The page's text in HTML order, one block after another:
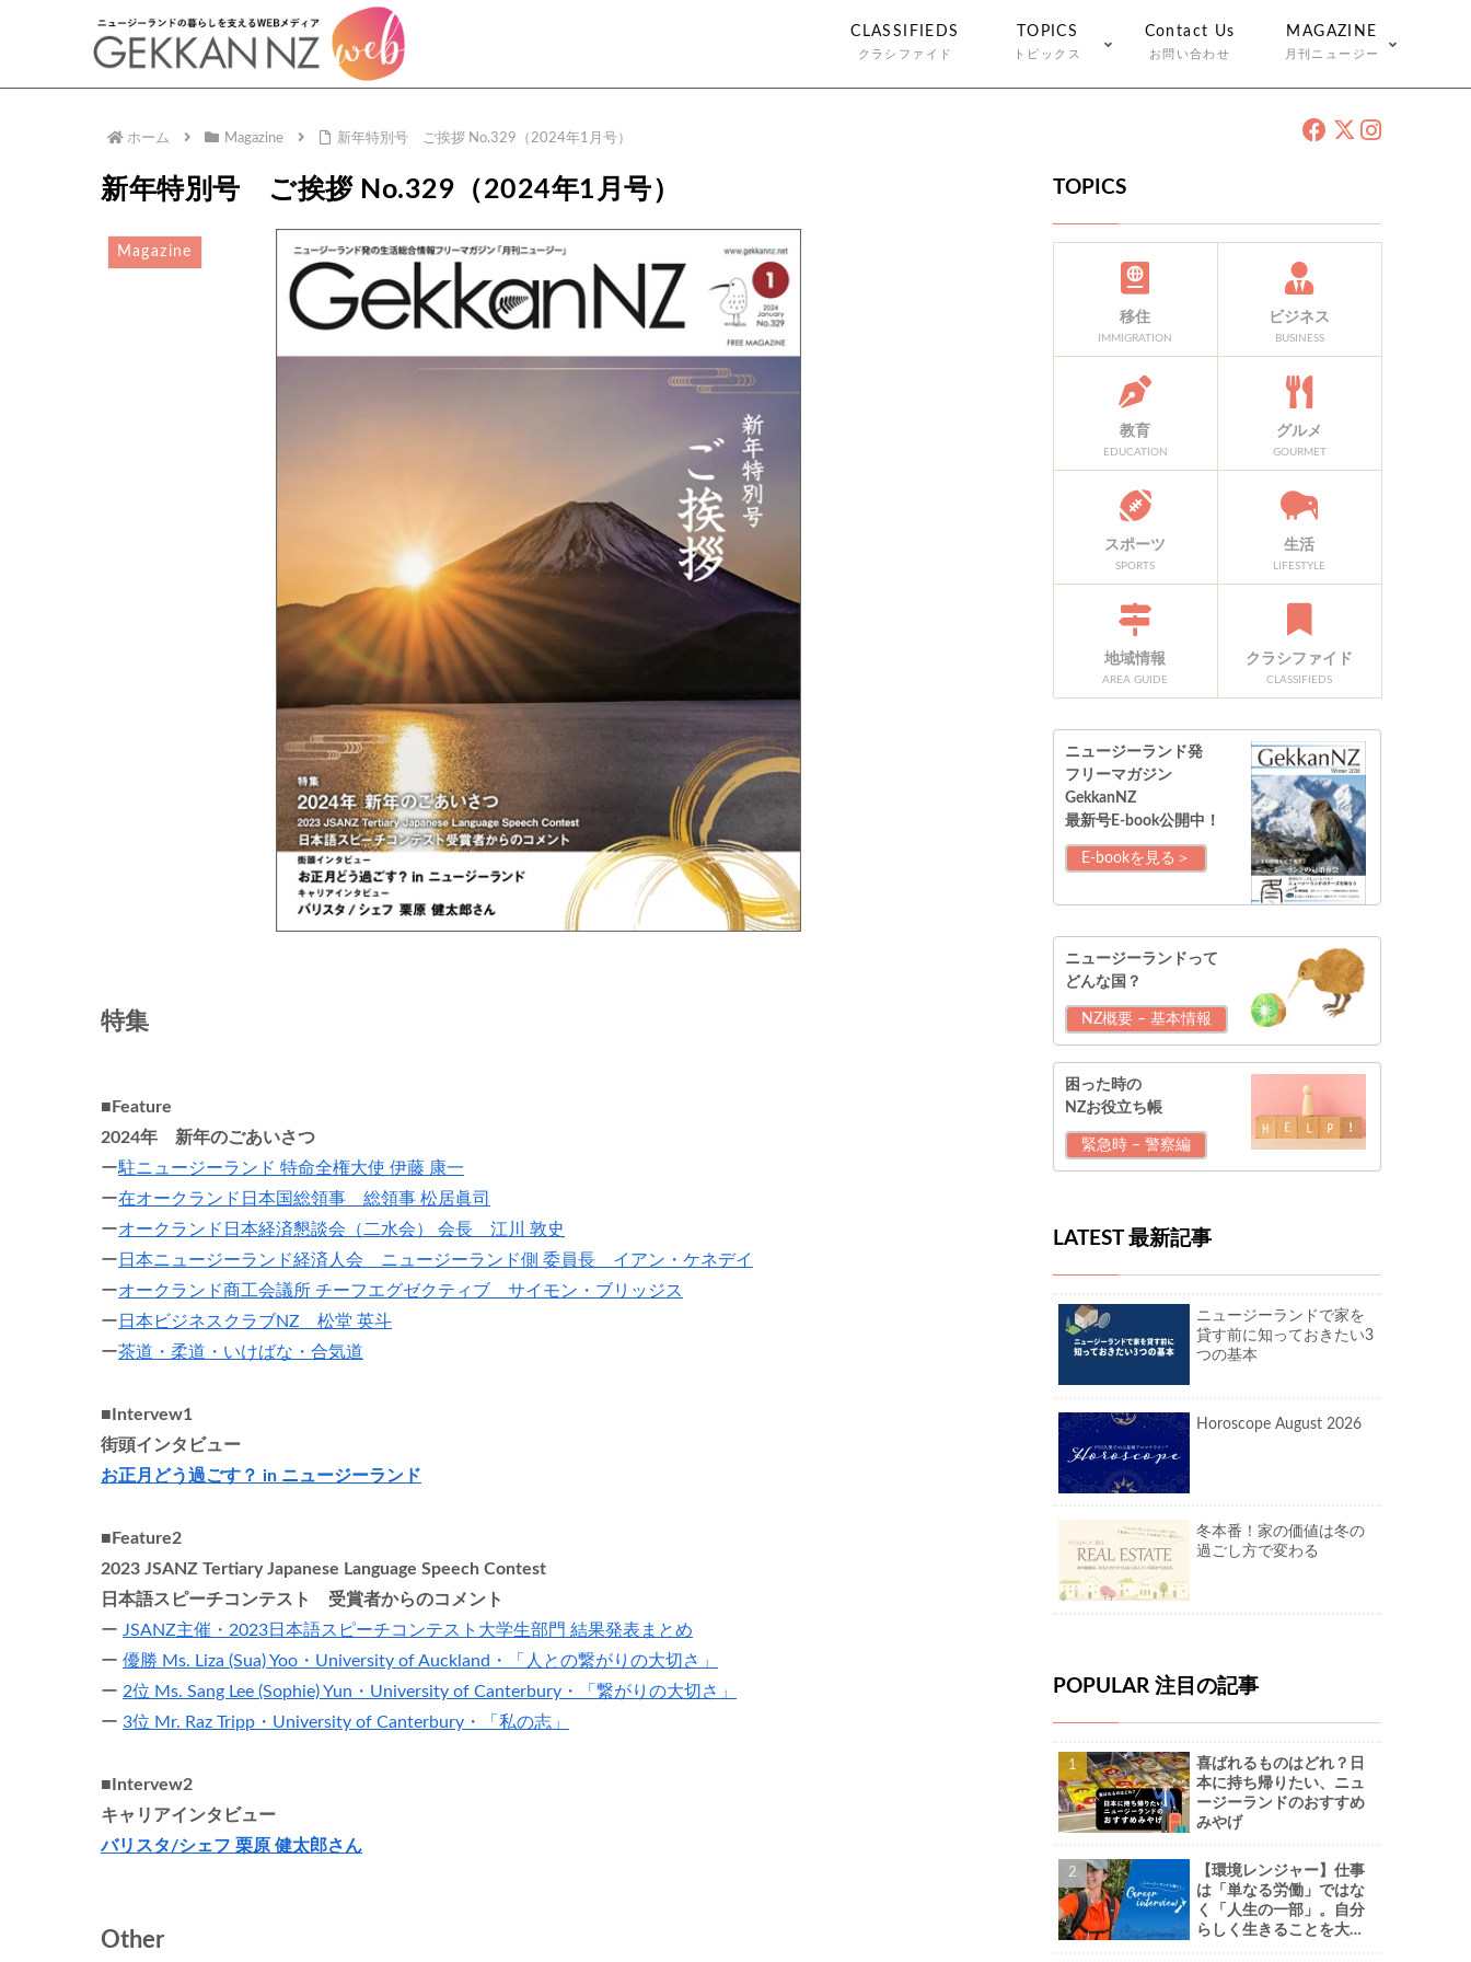
CLASSIFIEDS
クラシファイド
TOPICS
トピックス
Contact Us
お問い合わせ
MAGAZINE
月刊ニュージー
ホーム Magazine 新年特別号 ご挨拶 No.329（2024年1月号）
新年特別号 ご挨拶 No.329（2024年1月号）
Magazine
特集
■Feature
2024年 新年のごあいさつ
ー駐ニュージーランド 特命全権大使 伊藤 康一
ー在オークランド日本国総領事 総領事 松居眞司
ーオークランド日本経済懇談会（二水会） 会長 江川 敦史
ー 日本ニュージーランド経済人会 ニュージーランド側 委員長 イアン・ケネデイ
ーオークランド商工会議所 チーフエグゼクティブ サイモン・ブリッジス
ー 日本ビジネスクラブNZ 松堂 英斗
ー茶道・柔道・いけばな・合気道
■Intervew1
街頭インタビュー
お正月どう過ごす？ in ニュージーランド
■Feature2
2023 JSANZ Tertiary Japanese Language Speech Contest
日本語スピーチコンテスト 受賞者からのコメント
ー JSANZ主催・2023日本語スピーチコンテスト大学生部門 結果発表まとめ
ー 優勝 Ms. Liza (Sua) Yoo・University of Auckland・「人との繋がりの大切さ」
ー 2位 Ms. Sang Lee (Sophie) Yun・University of Canterbury・「繋がりの大切さ」
ー 3位 Mr. Raz Tripp・University of Canterbury・「私の志」
■Intervew2
キャリアインタビュー
バリスタ/シェフ 栗原 健太郎さん
Other
TOPICS
移住
IMMIGRATION
ビジネス
BUSINESS
教育
EDUCATION
グルメ
GOURMET
スポーツ
SPORTS
生活
LIFESTYLE
地域情報
AREA GUIDE
クラシファイド
CLASSIFIEDS
ニュージーランド発
フリーマガジン
GekkanNZ
最新号E-book公開中！
E-bookを見る＞
ニュージーランドって
どんな国？
NZ概要 – 基本情報
困った時の
NZお役立ち帳
緊急時 – 警察編
LATEST 最新記事
ニュージーランドで家を
貸す前に知っておきたい3
つの基本
Horoscope August 2026
冬本番！家の価値は冬の
過ごし方で変わる
POPULAR 注目の記事
喜ばれるものはどれ？日
本に持ち帰りたい、ニュ
ージーランドのおすすめ
みやげ
【環境レンジャー】仕事
は「単なる労働」ではな
く「人生の一部」。自分
らしく生きることを大切